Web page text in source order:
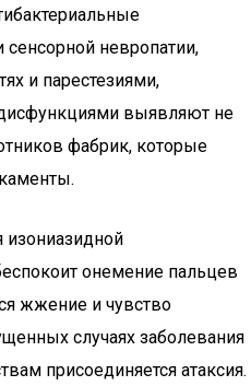
невропатии,
и парестезиями,
выявляют не
фабрик, которые
изониазидной
онемение пальцев
жжение и чувство
случаях заболевания
присоединяется атаксия.